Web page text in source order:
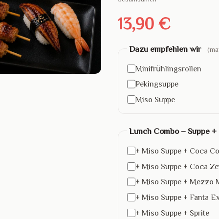
13,90 €
Dazu empfehlen wir
Minifrühlingsrollen
Pekingsuppe
Miso Suppe
Lunch Combo – Suppe
+ Miso Suppe + Coca
+ Miso Suppe + Coca
+ Miso Suppe + Mezzo
+ Miso Suppe + Fanta
+ Miso Suppe + Sprite